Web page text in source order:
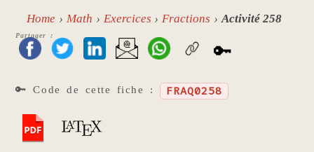
Home Math Exercices Fractions Activité 258
Partager :
🔑
🔑 Code de cette fiche : FRAQ0258